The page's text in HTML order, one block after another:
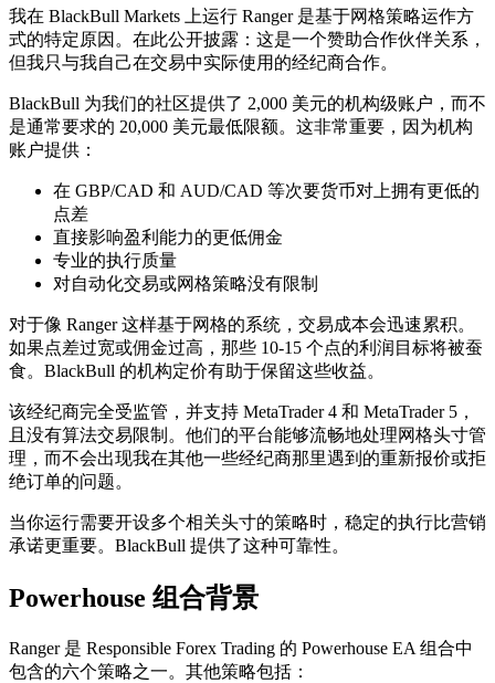
我在 BlackBull Markets 上运行 Ranger 是基于网格策略运作方
式的特定原因。在此公开披露：这是一个赞助合作伙伴关系，
但我只与我自己在交易中实际使用的经纪商合作。
BlackBull 为我们的社区提供了 2,000 美元的机构级账户，而不
是通常要求的 20,000 美元最低限额。这非常重要，因为机构
账户提供：
在 GBP/CAD 和 AUD/CAD 等次要货币对上拥有更低的
点差
直接影响盈利能力的更低佣金
专业的执行质量
对自动化交易或网格策略没有限制
对于像 Ranger 这样基于网格的系统，交易成本会迅速累积。
如果点差过宽或佣金过高，那些 10-15 个点的利润目标将被蚕
食。BlackBull 的机构定价有助于保留这些收益。
该经纪商完全受监管，并支持 MetaTrader 4 和 MetaTrader 5，
且没有算法交易限制。他们的平台能够流畅地处理网格头寸管
理，而不会出现我在其他一些经纪商那里遇到的重新报价或拒
绝订单的问题。
当你运行需要开设多个相关头寸的策略时，稳定的执行比营销
承诺更重要。BlackBull 提供了这种可靠性。
Powerhouse 组合背景
Ranger 是 Responsible Forex Trading 的 Powerhouse EA 组合中
包含的六个策略之一。其他策略包括：